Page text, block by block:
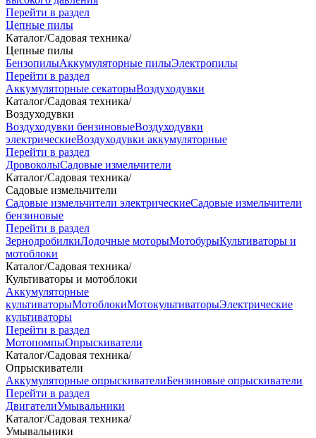
Перейти в раздел
Цепные пилы
Каталог/Садовая техника/
Цепные пилы
БензопилыАккумуляторные пилыЭлектропилы
Перейти в раздел
Аккумуляторные секаторыВоздуходувки
Каталог/Садовая техника/
Воздуходувки
Воздуходувки бензиновыеВоздуходувки
электрическиеВоздуходувки аккумуляторные
Перейти в раздел
ДровоколыСадовые измельчители
Каталог/Садовая техника/
Садовые измельчители
Садовые измельчители электрическиеСадовые измельчители
бензиновые
Перейти в раздел
ЗернодробилкиЛодочные моторыМотобурыКультиваторы и
мотоблоки
Каталог/Садовая техника/
Культиваторы и мотоблоки
Аккумуляторные
культиваторыМотоблокиМотокультиваторыЭлектрические
культиваторы
Перейти в раздел
МотопомпыОпрыскиватели
Каталог/Садовая техника/
Опрыскиватели
Аккумуляторные опрыскивателиБензиновые опрыскиватели
Перейти в раздел
ДвигателиУмывальники
Каталог/Садовая техника/
Умывальники